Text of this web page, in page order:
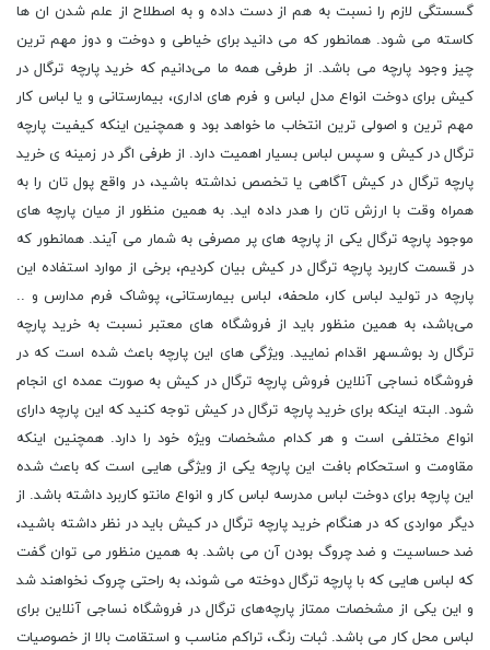
گسستگی لازم را نسبت به هم از دست داده و به اصطلاح از علم شدن ان ها
کاسته می شود. همانطور که می دانید برای خیاطی و دوخت و دوز مهم ترین
چیز وجود پارچه می باشد. از طرفی همه ما می‌دانیم که خرید پارچه ترگال در
کیش برای دوخت انواع مدل لباس و فرم های اداری، بیمارستانی و یا لباس کار
مهم ‌ترین و اصولی ‌ترین انتخاب ما خواهد بود و همچنین اینکه کیفیت پارچه
ترگال در کیش و سپس لباس بسیار اهمیت دارد. از طرفی اگر در زمینه ی خرید
پارچه ترگال در کیش آگاهی یا تخصص نداشته باشید، در واقع پول تان را به
همراه وقت با ارزش تان را هدر داده اید. به همین منظور از میان پارچه های
موجود پارچه ترگال یکی از پارچه های پر مصرفی به شمار می ‌آیند. همانطور که
در قسمت کاربرد پارچه ترگال در کیش بیان کردیم، برخی از موارد استفاده این
پارچه در تولید لباس کار، ملحفه، لباس بیمارستانی، پوشاک فرم مدارس و ..
می‌باشد، به همین منظور باید از فروشگاه های معتبر نسبت به خرید پارچه
ترگال رد بوشسهر اقدام نمایید. ویژگی‌ های این پارچه باعث شده است که در
فروشگاه نساجی آنلاین فروش پارچه ترگال در کیش به صورت عمده ای انجام
شود. البته اینکه برای خرید پارچه ترگال در کیش توجه کنید که این پارچه دارای
انواع مختلفی است و هر کدام مشخصات ویژه خود را دارد. همچنین اینکه
مقاومت و استحکام بافت این پارچه یکی از ویژگی ‌هایی است که باعث شده
این پارچه برای دوخت لباس مدرسه لباس کار و انواع مانتو کاربرد داشته باشد. از
دیگر مواردی که در هنگام خرید پارچه ترگال در کیش باید در نظر داشته باشید،
ضد حساسیت و ضد چروگ بودن آن می باشد. به همین منظور می توان گفت
که لباس ‌هایی که با پارچه ترگال دوخته می ‌شوند، به راحتی چروک نخواهند شد
و این یکی از مشخصات ممتاز پارچه‌های ترگال در فروشگاه نساجی آنلاین برای
لباس محل کار می ‌باشد. ثبات رنگ، تراکم مناسب و استقامت بالا از خصوصیات